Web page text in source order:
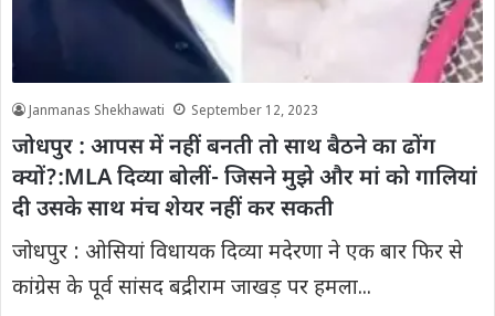
Janmanas Shekhawati September 12, 2023
जोधपुर : आपस में नहीं बनती तो साथ बैठने का ढोंग
क्यों?:MLA दिव्या बोलीं- जिसने मुझे और मां को गालियां
दी उसके साथ मंच शेयर नहीं कर सकती
जोधपुर : ओसियां विधायक दिव्या मदेरणा ने एक बार फिर से
कांग्रेस के पूर्व सांसद बद्रीराम जाखड़ पर हमला...